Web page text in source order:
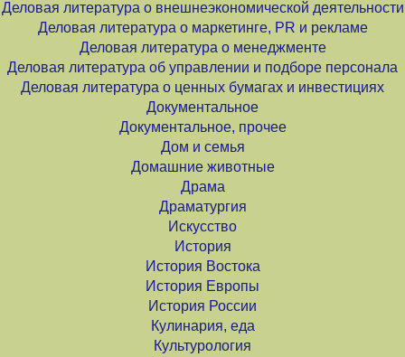
Деловая литература о внешнеэкономической деятельности
Деловая литература о маркетинге, PR и рекламе
Деловая литература о менеджменте
Деловая литература об управлении и подборе персонала
Деловая литература о ценных бумагах и инвестициях
Документальное
Документальное, прочее
Дом и семья
Домашние животные
Драма
Драматургия
Искусство
История
История Востока
История Европы
История России
Кулинария, еда
Культурология